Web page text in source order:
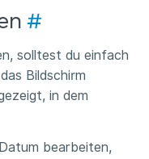
#
solltest du einfach
Bildschirm
in dem
bearbeiten,